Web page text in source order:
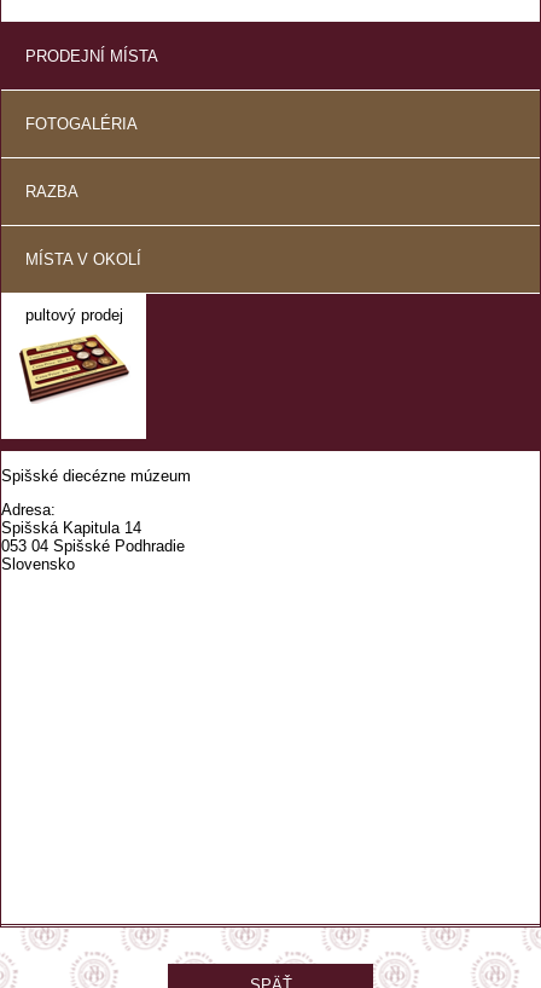
PRODEJNÍ MÍSTA
FOTOGALÉRIA
RAZBA
MÍSTA V OKOLÍ
pultový prodej
Spišské diecézne múzeum
Adresa:
Spišská Kapitula 14
053 04 Spišské Podhradie
Slovensko